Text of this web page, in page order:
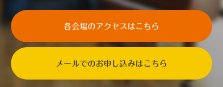
各会場のアクセスはこちら
メールでのお申し込みはこちら